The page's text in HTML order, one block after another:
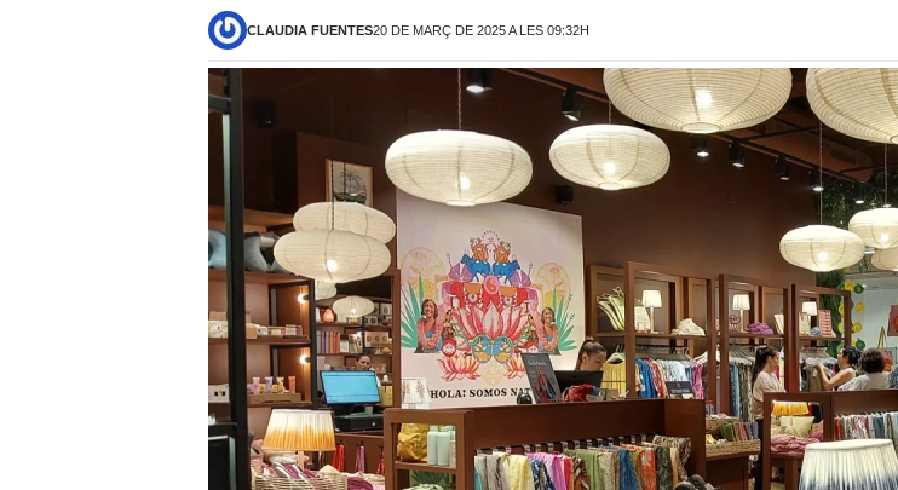
CLAUDIA FUENTES20 DE MARÇ DE 2025 A LES 09:32H